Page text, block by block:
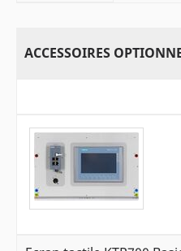
ACCESSOIRES